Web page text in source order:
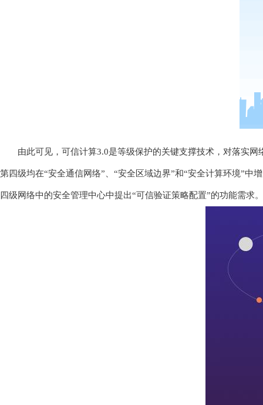
由此可见，可信计算3.0是等级保护的关键支撑技术，对落实
第四级均在“安全通信网络”、“安全区域边界”和“安全计算环境”
四级网络中的安全管理中心中提出“可信验证策略配置”的功能需求。